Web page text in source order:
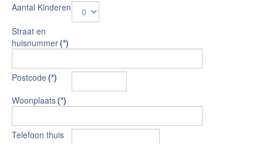
Aantal Kinderen
Straat en
huisnummer(*)
Postcode(*)
Woonplaats(*)
Telefoon thuis